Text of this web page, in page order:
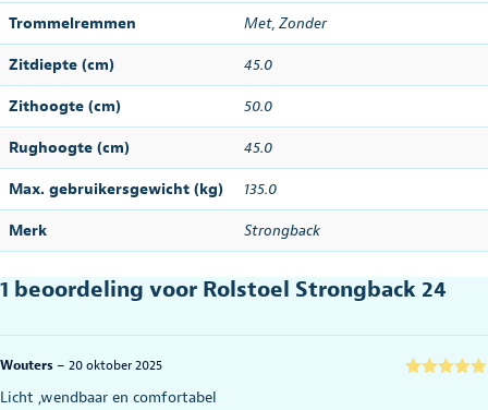
Trommelremmen Met, Zonder
Zitdiepte (cm) 45.0
Zithoogte (cm) 50.0
Rughoogte (cm) 45.0
Max. gebruikersgewicht (kg) 135.0
Merk Strongback
1 beoordeling voor Rolstoel Strongback 24
Wouters – 20 oktober 2025
Licht ,wendbaar en comfortabel